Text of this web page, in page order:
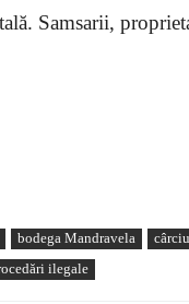
Samsarii,
bodega Mandravela
ilegale